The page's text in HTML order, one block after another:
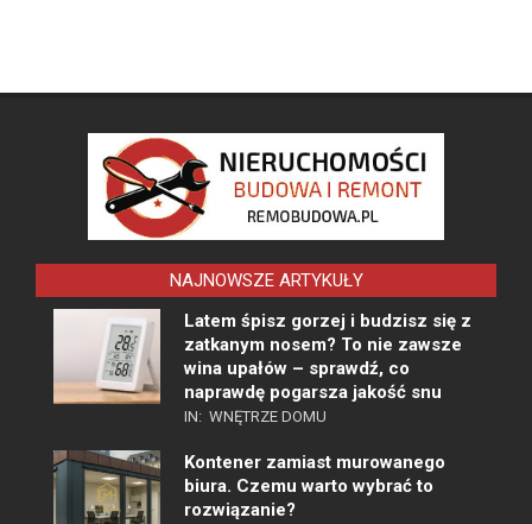
NAJNOWSZE ARTYKUŁY
Latem śpisz gorzej i budzisz się z
zatkanym nosem? To nie zawsze
wina upałów – sprawdź, co
naprawdę pogarsza jakość snu
IN: WNĘTRZE DOMU
Kontener zamiast murowanego
biura. Czemu warto wybrać to
rozwiązanie?